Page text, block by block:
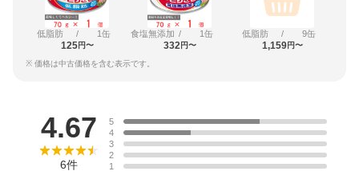
低脂肪 / 1缶
125円〜
食塩無添加 / 1缶
332 円〜
低脂肪 / 9缶
1,159円〜
※ 価格は中古価格を含む表示です。
4.67
6件
5
4
3
2
1